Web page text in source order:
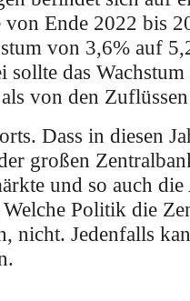
Ende 2022 bis
von 3,6% auf
sollte das
von den
Dass in diesen
großen
und so auch
Politik die
nicht. Jedenfalls